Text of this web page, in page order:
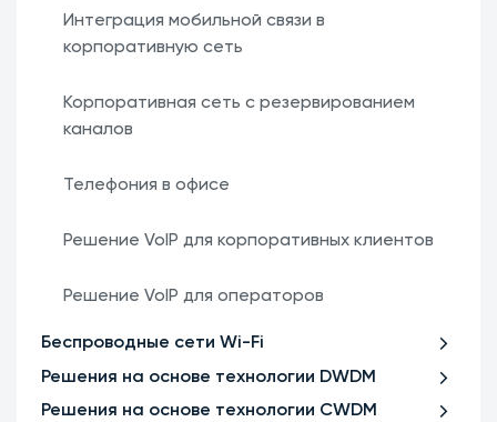
Интеграция мобильной связи в
корпоративную сеть
Корпоративная сеть с резервированием
каналов
Телефония в офисе
Решение VoIP для корпоративных клиентов
Решение VoIP для операторов
Беспроводные сети Wi-Fi
Решения на основе технологии DWDM
Решения на основе технологии CWDM